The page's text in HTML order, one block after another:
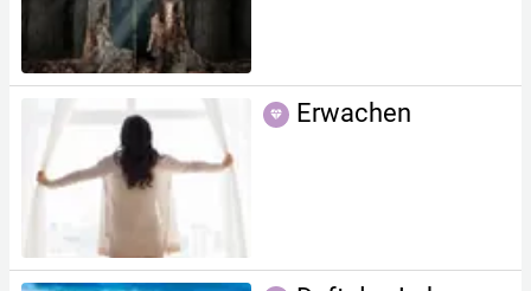
Erwachen